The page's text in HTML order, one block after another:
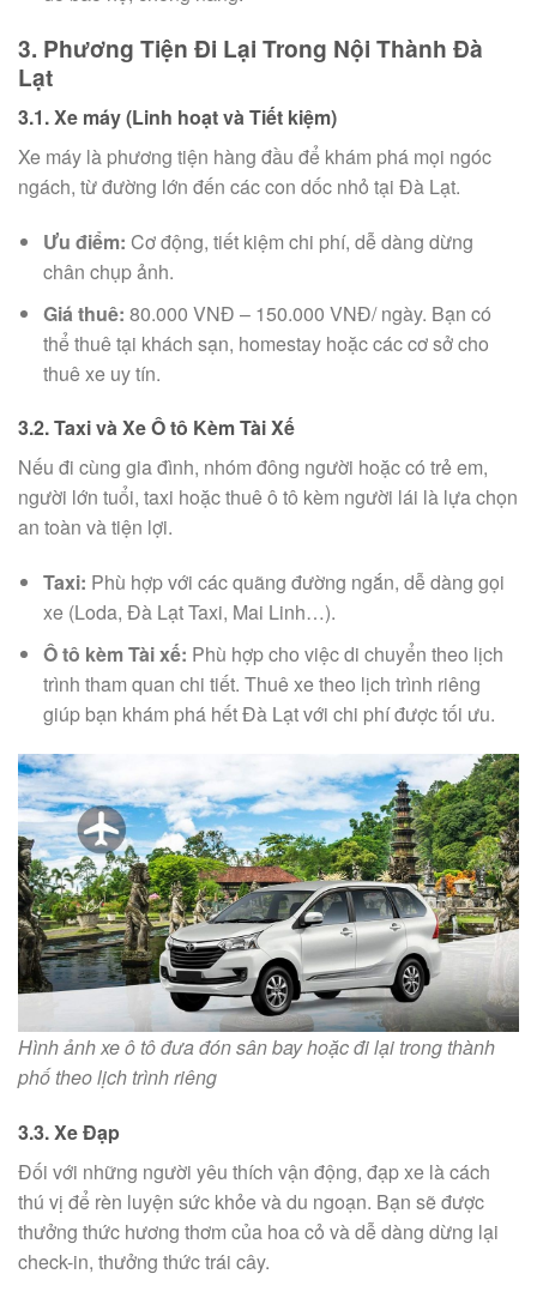
3. Phương Tiện Đi Lại Trong Nội Thành Đà
Lạt
3.1. Xe máy (Linh hoạt và Tiết kiệm)
Xe máy là phương tiện hàng đầu để khám phá mọi ngóc
ngách, từ đường lớn đến các con dốc nhỏ tại Đà Lạt.
Ưu điểm: Cơ động, tiết kiệm chi phí, dễ dàng dừng
chân chụp ảnh.
Giá thuê: 80.000 VNĐ – 150.000 VNĐ/ ngày. Bạn có
thể thuê tại khách sạn, homestay hoặc các cơ sở cho
thuê xe uy tín.
3.2. Taxi và Xe Ô tô Kèm Tài Xế
Nếu đi cùng gia đình, nhóm đông người hoặc có trẻ em,
người lớn tuổi, taxi hoặc thuê ô tô kèm người lái là lựa chọn
an toàn và tiện lợi.
Taxi: Phù hợp với các quãng đường ngắn, dễ dàng gọi
xe (Loda, Đà Lạt Taxi, Mai Linh…).
Ô tô kèm Tài xế: Phù hợp cho việc di chuyển theo lịch
trình tham quan chi tiết. Thuê xe theo lịch trình riêng
giúp bạn khám phá hết Đà Lạt với chi phí được tối ưu.
Hình ảnh xe ô tô đưa đón sân bay hoặc đi lại trong thành
phố theo lịch trình riêng
3.3. Xe Đạp
Đối với những người yêu thích vận động, đạp xe là cách
thú vị để rèn luyện sức khỏe và du ngoạn. Bạn sẽ được
thưởng thức hương thơm của hoa cỏ và dễ dàng dừng lại
check-in, thưởng thức trái cây.